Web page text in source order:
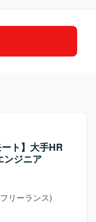
ト】大手HR
ンジニア
リーランス)